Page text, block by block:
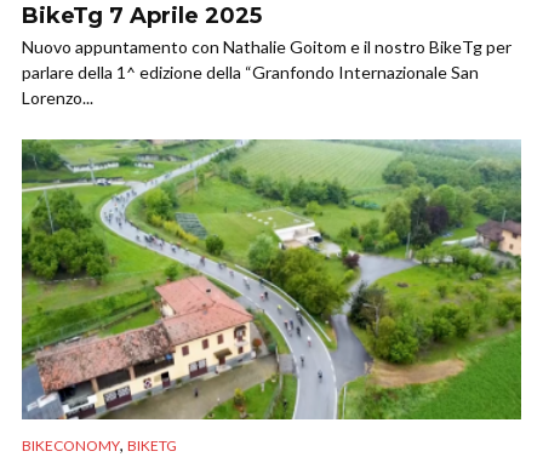
BikeTg 7 Aprile 2025
Nuovo appuntamento con Nathalie Goitom e il nostro BikeTg per
parlare della 1^ edizione della “Granfondo Internazionale San
Lorenzo...
BIKECONOMY, BIKETG